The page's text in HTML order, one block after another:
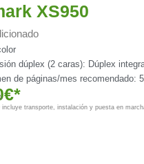
XS950
dúplex (2 caras): Dúplex
de páginas/mes recomendado:
incluye transporte, instalación y puesta en